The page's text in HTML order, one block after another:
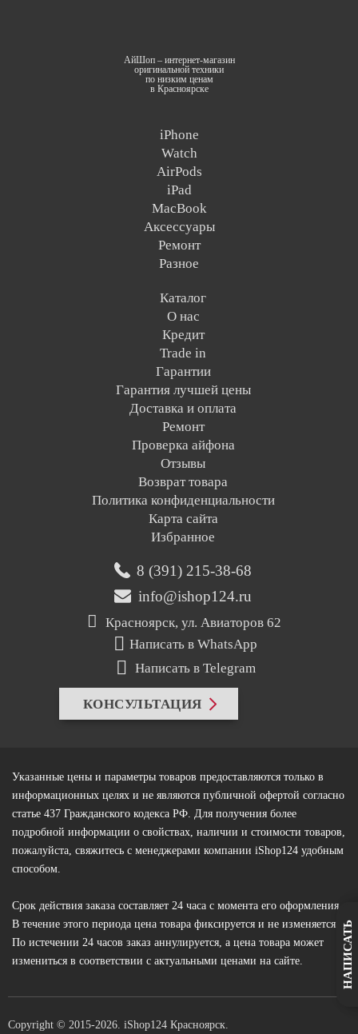
АйШоп – интернет-магазин
оригинальной техники
по низким ценам
в Красноярске
iPhone
Watch
AirPods
iPad
MacBook
Аксессуары
Ремонт
Разное
Каталог
О нас
Кредит
Trade in
Гарантии
Гарантия лучшей цены
Доставка и оплата
Ремонт
Проверка айфона
Отзывы
Возврат товара
Политика конфиденциальности
Карта сайта
Избранное
8 (391) 215-38-68
info@ishop124.ru
Красноярск, ул. Авиаторов 62
Написать в WhatsApp
Написать в Telegram
КОНСУЛЬТАЦИЯ
Указанные цены и параметры товаров предоставляются только в
информационных целях и не являются публичной офертой согласно
статье 437 Гражданского кодекса РФ. Для получения более
подробной информации о свойствах, наличии и стоимости товаров,
пожалуйста, свяжитесь с менеджерами компании iShop124 удобным
способом.
Срок действия заказа составляет 24 часа с момента его оформления.
В течение этого периода цена товара фиксируется и не изменяется.
По истечении 24 часов заказ аннулируется, а цена товара может
измениться в соответствии с актуальными ценами на сайте.
Copyright © 2015-2026. iShop124 Красноярск.
НАПИСАТЬ